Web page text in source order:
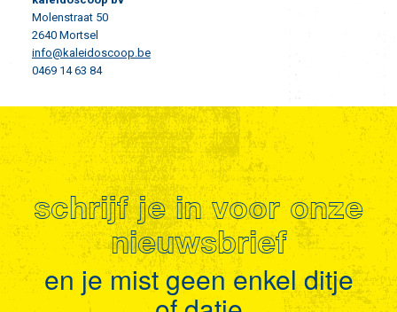
Molenstraat 50
2640 Mortsel
info@kaleidoscoop.be
0469 14 63 84
schrijf je in voor onze
nieuwsbrief
en je mist geen enkel ditje